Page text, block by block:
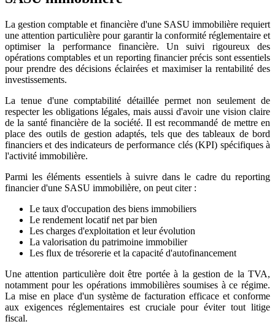
La gestion comptable et financière d'une SASU immobilière requiert
une attention particulière pour garantir la conformité réglementaire et
optimiser la performance financière. Un suivi rigoureux des
opérations comptables et un reporting financier précis sont essentiels
pour prendre des décisions éclairées et maximiser la rentabilité des
investissements.
La tenue d'une comptabilité détaillée permet non seulement de
respecter les obligations légales, mais aussi d'avoir une vision claire
de la santé financière de la société. Il est recommandé de mettre en
place des outils de gestion adaptés, tels que des tableaux de bord
financiers et des indicateurs de performance clés (KPI) spécifiques à
l'activité immobilière.
Parmi les éléments essentiels à suivre dans le cadre du reporting
financier d'une SASU immobilière, on peut citer :
Le taux d'occupation des biens immobiliers
Le rendement locatif net par bien
Les charges d'exploitation et leur évolution
La valorisation du patrimoine immobilier
Les flux de trésorerie et la capacité d'autofinancement
Une attention particulière doit être portée à la gestion de la TVA,
notamment pour les opérations immobilières soumises à ce régime.
La mise en place d'un système de facturation efficace et conforme
aux exigences réglementaires est cruciale pour éviter tout litige
fiscal.